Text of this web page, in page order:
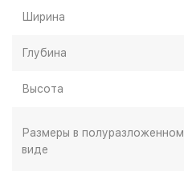
Ширина
Глубина
Высота
Размеры в полуразложенном
виде